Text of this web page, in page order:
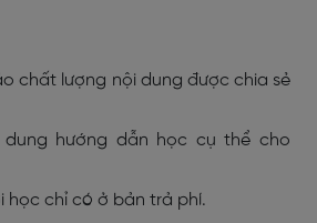
chất lượng nội dung được chia sẻ
dung hướng dẫn học cụ thể cho
học chỉ có ở bản trả phí.